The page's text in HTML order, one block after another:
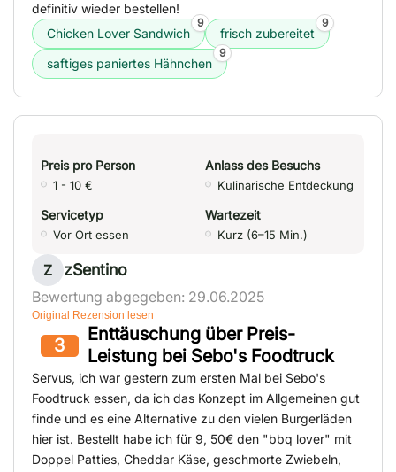
definitiv wieder bestellen!
Chicken Lover Sandwich
9
frisch zubereitet
9
saftiges paniertes Hähnchen
9
Preis pro Person
1 - 10 €
Anlass des Besuchs
Kulinarische Entdeckung
Servicetyp
Vor Ort essen
Wartezeit
Kurz (6–15 Min.)
Z zSentino
Bewertung abgegeben: 29.06.2025
Original Rezension lesen
3
Enttäuschung über Preis-
Leistung bei Sebo's Foodtruck
Servus, ich war gestern zum ersten Mal bei Sebo's
Foodtruck essen, da ich das Konzept im Allgemeinen gut
finde und es eine Alternative zu den vielen Burgerläden
hier ist. Bestellt habe ich für 9, 50€ den "bbq lover" mit
Doppel Patties, Cheddar Käse, geschmorte Zwiebeln,